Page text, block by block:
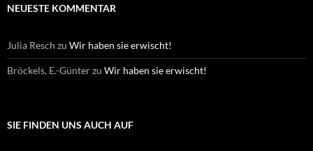
NEUESTE KOMMENTAR
Julia Resch zu Wir haben sie erwischt!
Bröckels, E.-Günterzu Wir haben sie erwischt!
SIE FINDEN UNS AUCH AUF